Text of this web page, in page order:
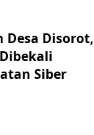
Desa Disorot,
Siber